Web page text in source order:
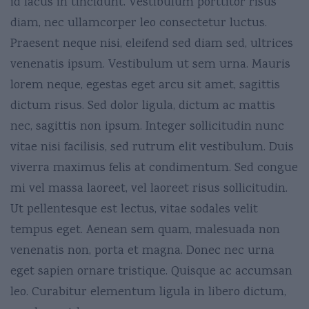
diam, nec ullamcorper leo consectetur luctus.
Praesent neque nisi, eleifend sed diam sed, ultrices
venenatis ipsum. Vestibulum ut sem urna. Mauris
lorem neque, egestas eget arcu sit amet, sagittis
dictum risus. Sed dolor ligula, dictum ac mattis
nec, sagittis non ipsum. Integer sollicitudin nunc
vitae nisi facilisis, sed rutrum elit vestibulum. Duis
viverra maximus felis at condimentum. Sed congue
mi vel massa laoreet, vel laoreet risus sollicitudin.
Ut pellentesque est lectus, vitae sodales velit
tempus eget. Aenean sem quam, malesuada non
venenatis non, porta et magna. Donec nec urna
eget sapien ornare tristique. Quisque ac accumsan
leo. Curabitur elementum ligula in libero dictum,